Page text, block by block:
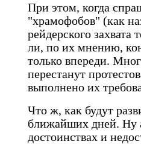
При этом, когда
"храмофобов" (как
рейдерского захвата
ли, по их мнению,
только впереди.
перестанут
выполнено их
Что ж, как будут
ближайших дней. Ну
достоинствах и